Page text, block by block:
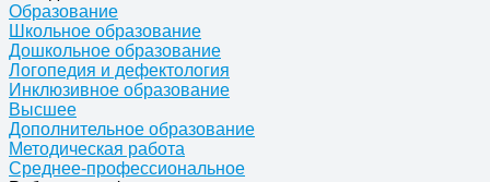
Образование
Школьное образование
Дошкольное образование
Логопедия и дефектология
Инклюзивное образование
Высшее
Дополнительное образование
Методическая работа
Среднее-профессиональное